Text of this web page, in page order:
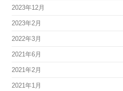
2023年12月
2023年2月
2022年3月
2021年6月
2021年2月
2021年1月